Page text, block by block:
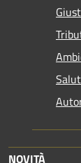
NOVITÀ